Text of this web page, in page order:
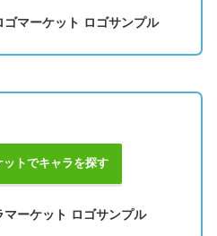
ットでキャラを探す